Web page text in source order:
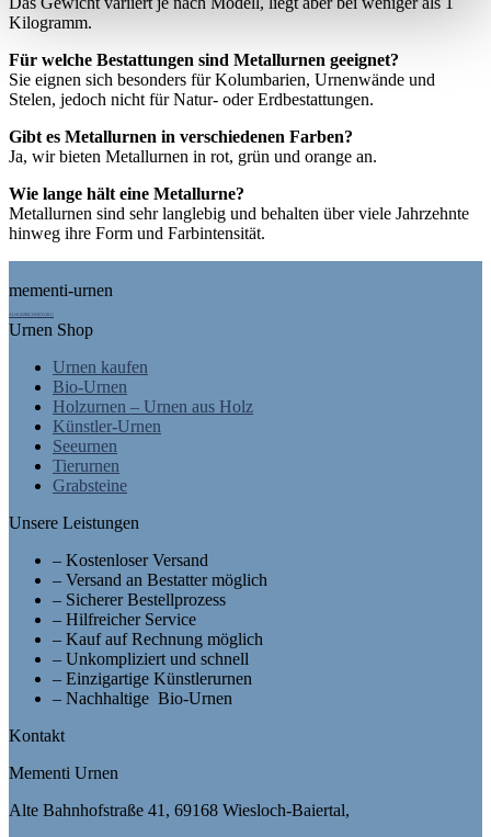
Kilogramm.
Für welche Bestattungen sind Metallurnen geeignet?
Sie eignen sich besonders für Kolumbarien, Urnenwände und
Stelen, jedoch nicht für Natur- oder Erdbestattungen.
Gibt es Metallurnen in verschiedenen Farben?
Ja, wir bieten Metallurnen in rot, grün und orange an.
Wie lange hält eine Metallurne?
Metallurnen sind sehr langlebig und behalten über viele Jahrzehnte
hinweg ihre Form und Farbintensität.
mementi-urnen
AUSGEZEICHNET.ORG
Urnen Shop
Urnen kaufen
Bio-Urnen
Holzurnen – Urnen aus Holz
Künstler-Urnen
Seeurnen
Tierurnen
Grabsteine
Unsere Leistungen
– Kostenloser Versand
– Versand an Bestatter möglich
– Sicherer Bestellprozess
– Hilfreicher Service
– Kauf auf Rechnung möglich
– Unkompliziert und schnell
– Einzigartige Künstlerurnen
– Nachhaltige Bio-Urnen
Kontakt
Mementi Urnen
Alte Bahnhofstraße 41, 69168 Wiesloch-Baiertal,